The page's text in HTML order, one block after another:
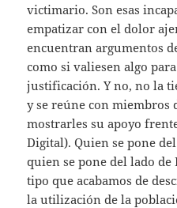
victimario. Son esas
empatizar con el dolor
encuentran argumentos
como si valiesen algo
justificación. Y no, no la
y se reúne con miembros
mostrarles su apoyo
Digital). Quien se pone
quien se pone del lado de
tipo que acabamos de
la utilización de la